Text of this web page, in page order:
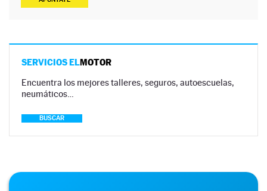
SERVICIOS ELMOTOR
Encuentra los mejores talleres, seguros, autoescuelas,
neumáticos…
BUSCAR